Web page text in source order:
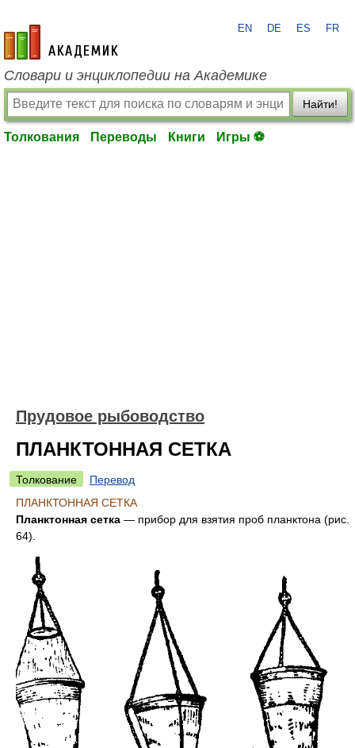
academic.ru
EN DE ES FR
Словари и энциклопедии на Академике
Найти!
Толкования Переводы Книги Игры ⚽
Прудовое рыбоводство
ПЛАНКТОННАЯ СЕТКА
Толкование
Перевод
ПЛАНКТОННАЯ СЕТКА
Планктонная сетка — прибор для взятия проб планктона (рис.
64).